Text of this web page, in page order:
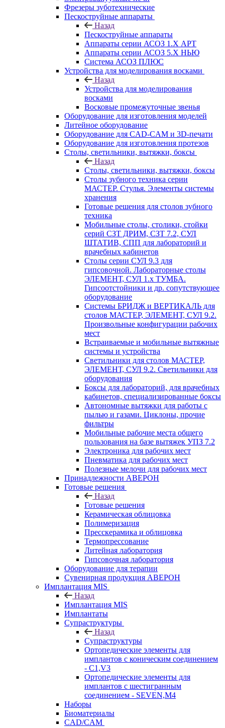
Фрезеры зуботехнические
Пескоструйные аппараты
Назад
Пескоструйные аппараты
Аппараты серии АСОЗ 1.Х АРТ
Аппараты серии АСОЗ 5.Х НЬЮ
Система АСОЗ ПЛЮС
Устройства для моделирования восками
Назад
Устройства для моделирования
восками
Восковые промежуточные звенья
Оборудование для изготовления моделей
Литейное оборудование
Оборудование для CAD-CAM и 3D-печати
Оборудование для изготовления протезов
Cтолы, светильники, вытяжки, боксы
Назад
Cтолы, светильники, вытяжки, боксы
Столы зубного техника серии
МАСТЕР. Стулья. Элементы системы
хранения
Готовые решения для столов зубного
техника
Мобильные столы, столики, стойки
серий СЗТ ДРИМ, СЗТ 7.2, СУЛ
ШТАТИВ, СПП для лабораторий и
врачебных кабинетов
Столы серии СУЛ 9.3 для
гипсовочной. Лабораторные столы
ЭЛЕМЕНТ, СУЛ 1.х ТУМБА.
Гипсоотстойники и др. сопутствующее
оборудование
Системы БРИДЖ и ВЕРТИКАЛЬ для
столов МАСТЕР, ЭЛЕМЕНТ, СУЛ 9.2.
Произвольные конфигурации рабочих
мест
Встраиваемые и мобильные вытяжные
системы и устройства
Светильники для столов МАСТЕР,
ЭЛЕМЕНТ, СУЛ 9.2. Светильники для
оборудования
Боксы для лабораторий, для врачебных
кабинетов, специализированные боксы
Автономные вытяжки для работы с
пылью и газами. Циклоны, прочие
фильтры
Мобильные рабочие места общего
пользования на базе вытяжек УПЗ 7.2
Электроника для рабочих мест
Пневматика для рабочих мест
Полезные мелочи для рабочих мест
Принадлежности АВЕРОН
Готовые решения
Назад
Готовые решения
Керамическая облицовка
Полимеризация
Пресскерамика и облицовка
Термопрессование
Литейная лаборатория
Гипсовочная лаборатория
Оборудование для терапии
Сувенирная продукция АВЕРОН
Имплантация MIS
Назад
Имплантация MIS
Имплантаты
Супраструктуры
Назад
Супраструктуры
Ортопедические элементы для
имплантов с коническим соединением
- C1,V3
Ортопедические элементы для
имплантов с шестигранным
соединением - SEVEN,M4
Наборы
Биоматериалы
CAD/CAM